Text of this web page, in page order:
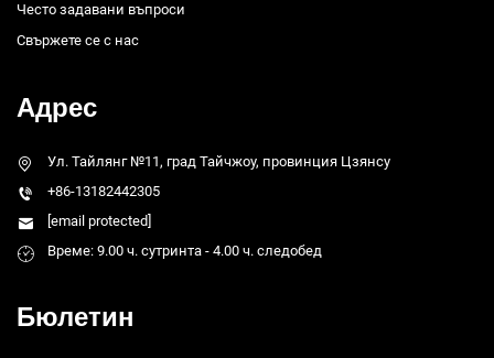
Често задавани въпроси
Свържете се с нас
Адрес
Ул. Тайлянг №11, град Тайчжоу, провинция Цзянсу
+86-13182442305
[email protected]
Време: 9.00 ч. сутринта - 4.00 ч. следобед
Бюлетин